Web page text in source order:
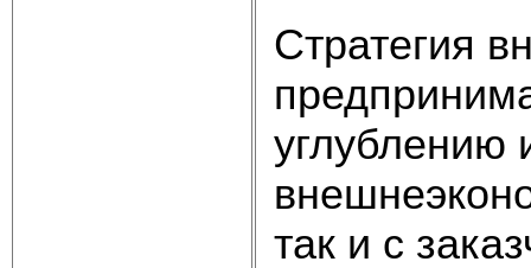
Стратегия
углублению
так и с